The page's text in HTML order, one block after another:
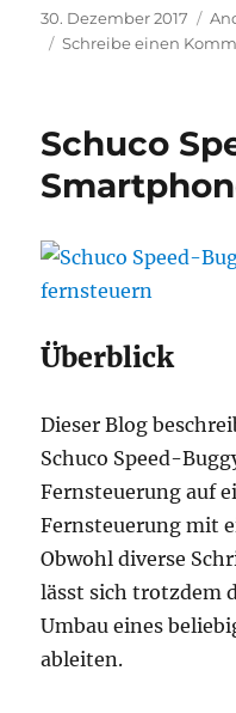
Veröffentlicht
am
30. Dezember 2017
Schreibe einen
Schuco
Überblick
Dieser Blog
Schuco Speed-
Fernsteuerung auf
Fernsteuerung mit
Obwohl diverse
lässt sich trotzdem
Umbau eines
ableiten.